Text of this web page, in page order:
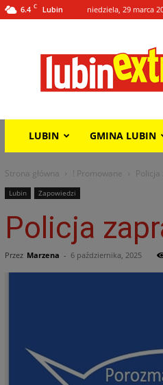
6.4 C Lubin niedziela, 29 marca
Extra!
LUBIN GMINA LUBIN
Strona główna ! Promowane
Lubin Zapowiedzi
Policja
Przez Marzena - 6 października, 2025